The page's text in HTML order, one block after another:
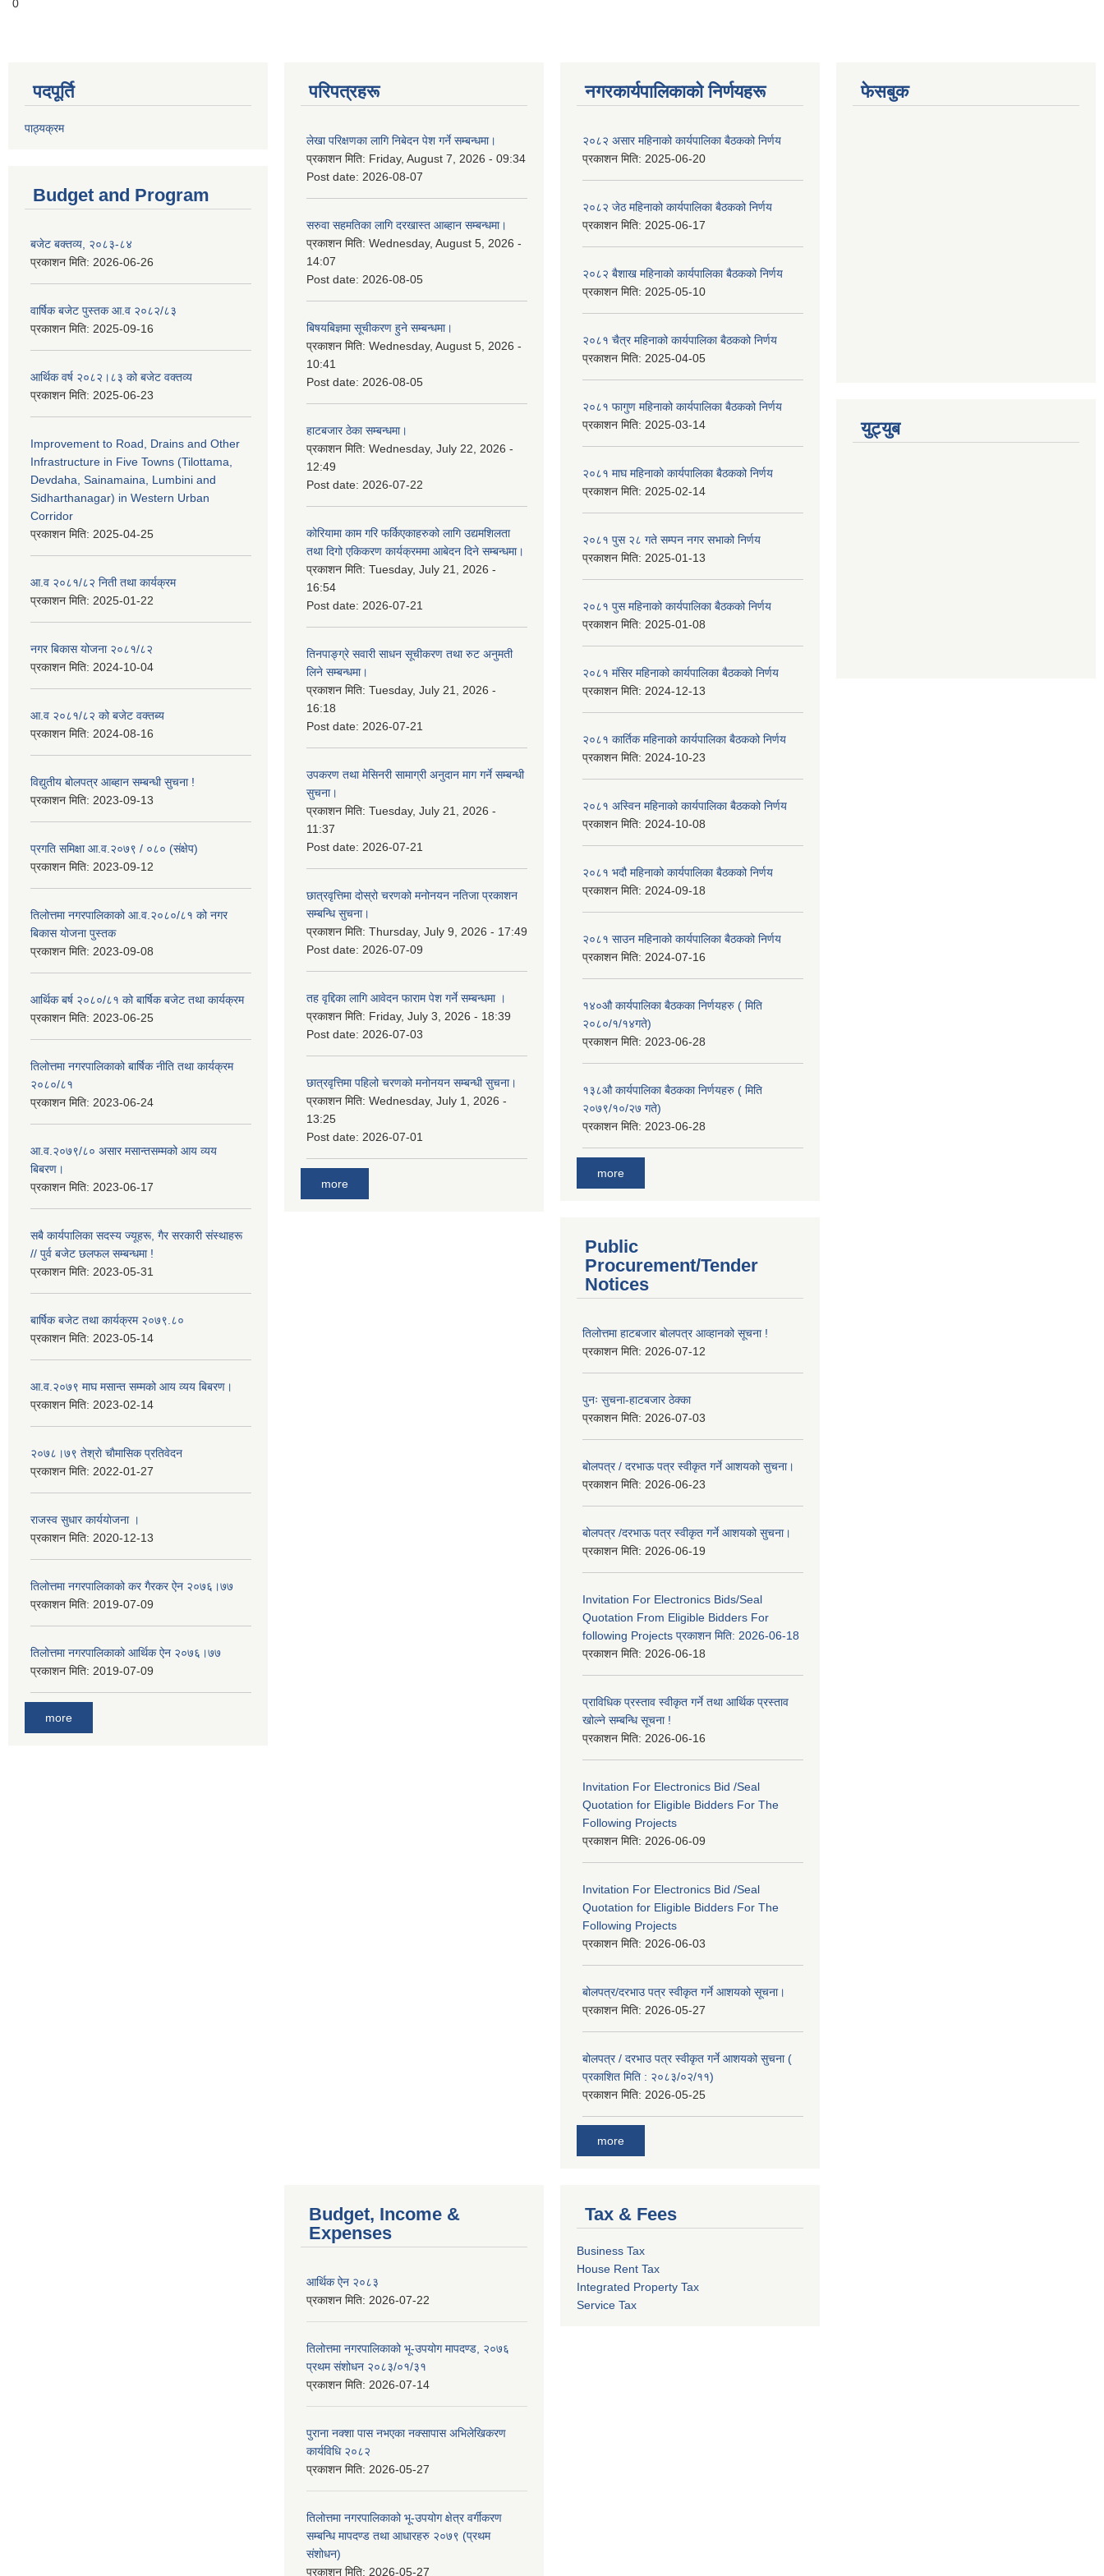
0
पदपूर्ति
पाठ्यक्रम
Budget and Program
बजेट बक्तव्य, २०८३-८४
प्रकाशन मिति: 2026-06-26
वार्षिक बजेट पुस्तक आ.व २०८२/८३
प्रकाशन मिति: 2025-09-16
आर्थिक वर्ष २०८२।८३ को बजेट वक्तव्य
प्रकाशन मिति: 2025-06-23
Improvement to Road, Drains and Other
Infrastructure in Five Towns (Tilottama,
Devdaha, Sainamaina, Lumbini and
Sidharthanagar) in Western Urban
Corridor
प्रकाशन मिति: 2025-04-25
आ.व २०८१/८२ निती तथा कार्यक्रम
प्रकाशन मिति: 2025-01-22
नगर बिकास योजना २०८१/८२
प्रकाशन मिति: 2024-10-04
आ.व २०८१/८२ को बजेट वक्तब्य
प्रकाशन मिति: 2024-08-16
विद्युतीय बोलपत्र आब्हान सम्बन्धी सुचना !
प्रकाशन मिति: 2023-09-13
प्रगति समिक्षा आ.व.२०७९ / ०८० (संक्षेप)
प्रकाशन मिति: 2023-09-12
तिलोत्तमा नगरपालिकाको आ.व.२०८०/८१ को नगर
बिकास योजना पुस्तक
प्रकाशन मिति: 2023-09-08
आर्थिक बर्ष २०८०/८१ को बार्षिक बजेट तथा कार्यक्रम
प्रकाशन मिति: 2023-06-25
तिलोत्तमा नगरपालिकाको बार्षिक नीति तथा कार्यक्रम
२०८०/८१
प्रकाशन मिति: 2023-06-24
आ.व.२०७९/८० असार मसान्तसम्मको आय व्यय
बिबरण।
प्रकाशन मिति: 2023-06-17
सबै कार्यपालिका सदस्य ज्यूहरू, गैर सरकारी संस्थाहरू
// पुर्व बजेट छलफल सम्बन्धमा !
प्रकाशन मिति: 2023-05-31
बार्षिक बजेट तथा कार्यक्रम २०७९.८०
प्रकाशन मिति: 2023-05-14
आ.व.२०७९ माघ मसान्त सम्मको आय व्यय बिबरण।
प्रकाशन मिति: 2023-02-14
२०७८।७९ तेश्राे चाैमासिक प्रतिवेदन
प्रकाशन मिति: 2022-01-27
राजस्व सुधार कार्ययाेजना ।
प्रकाशन मिति: 2020-12-13
तिलोत्तमा नगरपालिकाको कर गैरकर ऐन २०७६।७७
प्रकाशन मिति: 2019-07-09
तिलोत्तमा नगरपालिकाको आर्थिक ऐन २०७६।७७
प्रकाशन मिति: 2019-07-09
more
परिपत्रहरू
लेखा परिक्षणका लागि निबेदन पेश गर्ने सम्बन्धमा।
प्रकाशन मिति: Friday, August 7, 2026 - 09:34
Post date: 2026-08-07
सरुवा सहमतिका लागि दरखास्त आब्हान सम्बन्धमा।
प्रकाशन मिति: Wednesday, August 5, 2026 -
14:07
Post date: 2026-08-05
बिषयबिज्ञमा सूचीकरण हुने सम्बन्धमा।
प्रकाशन मिति: Wednesday, August 5, 2026 -
10:41
Post date: 2026-08-05
हाटबजार ठेका सम्बन्धमा।
प्रकाशन मिति: Wednesday, July 22, 2026 -
12:49
Post date: 2026-07-22
कोरियामा काम गरि फर्किएकाहरुको लागि उद्यमशिलता
तथा दिगो एकिकरण कार्यक्रममा आबेदन दिने सम्बन्धमा।
प्रकाशन मिति: Tuesday, July 21, 2026 -
16:54
Post date: 2026-07-21
तिनपाङ्ग्रे सवारी साधन सूचीकरण तथा रुट अनुमती
लिने सम्बन्धमा।
प्रकाशन मिति: Tuesday, July 21, 2026 -
16:18
Post date: 2026-07-21
उपकरण तथा मेसिनरी सामाग्री अनुदान माग गर्ने सम्बन्धी
सुचना।
प्रकाशन मिति: Tuesday, July 21, 2026 -
11:37
Post date: 2026-07-21
छात्रवृत्तिमा दोस्रो चरणको मनोनयन नतिजा प्रकाशन
सम्बन्धि सुचना।
प्रकाशन मिति: Thursday, July 9, 2026 - 17:49
Post date: 2026-07-09
तह वृद्दिका लागि आवेदन फाराम पेश गर्ने सम्बन्धमा ।
प्रकाशन मिति: Friday, July 3, 2026 - 18:39
Post date: 2026-07-03
छात्रवृत्तिमा पहिलो चरणको मनोनयन सम्बन्धी सुचना।
प्रकाशन मिति: Wednesday, July 1, 2026 -
13:25
Post date: 2026-07-01
more
नगरकार्यपालिकाकाे निर्णयहरू
२०८२ असार महिनाको कार्यपालिका बैठकको निर्णय
प्रकाशन मिति: 2025-06-20
२०८२ जेठ महिनाको कार्यपालिका बैठकको निर्णय
प्रकाशन मिति: 2025-06-17
२०८२ बैशाख महिनाको कार्यपालिका बैठकको निर्णय
प्रकाशन मिति: 2025-05-10
२०८१ चैत्र महिनाको कार्यपालिका बैठकको निर्णय
प्रकाशन मिति: 2025-04-05
२०८१ फागुण महिनाको कार्यपालिका बैठकको निर्णय
प्रकाशन मिति: 2025-03-14
२०८१ माघ महिनाको कार्यपालिका बैठकको निर्णय
प्रकाशन मिति: 2025-02-14
२०८१ पुस २८ गते सम्प‍न नगर सभाको निर्णय
प्रकाशन मिति: 2025-01-13
२०८१ पुस महिनाको कार्यपालिका बैठकको निर्णय
प्रकाशन मिति: 2025-01-08
२०८१ मंसिर महिनाको कार्यपालिका बैठकको निर्णय
प्रकाशन मिति: 2024-12-13
२०८१ कार्तिक महिनाको कार्यपालिका बैठकको निर्णय
प्रकाशन मिति: 2024-10-23
२०८१ अस्विन महिनाको कार्यपालिका बैठकको निर्णय
प्रकाशन मिति: 2024-10-08
२०८१ भदौ महिनाको कार्यपालिका बैठकको निर्णय
प्रकाशन मिति: 2024-09-18
२०८१ साउन महिनाको कार्यपालिका बैठकको निर्णय
प्रकाशन मिति: 2024-07-16
१४०औ कार्यपालिका बैठकका निर्णयहरु ( मिति
२०८०/१/१४गते)
प्रकाशन मिति: 2023-06-28
१३८औ कार्यपालिका बैठकका निर्णयहरु ( मिति
२०७९/१०/२७ गते)
प्रकाशन मिति: 2023-06-28
more
Public
Procurement/Tender
Notices
तिलोत्तमा हाटबजार बोलपत्र आव्हानको सूचना !
प्रकाशन मिति: 2026-07-12
पुनः सुचना-हाटबजार ठेक्का
प्रकाशन मिति: 2026-07-03
बोलपत्र / दरभाऊ पत्र स्वीकृत गर्ने आशयको सुचना।
प्रकाशन मिति: 2026-06-23
बोलपत्र /दरभाऊ पत्र स्वीकृत गर्ने आशयको सुचना।
प्रकाशन मिति: 2026-06-19
Invitation For Electronics Bids/Seal
Quotation From Eligible Bidders For
following Projects प्रकाशन मिति: 2026-06-18
प्रकाशन मिति: 2026-06-18
प्राविधिक प्रस्ताव स्वीकृत गर्ने तथा आर्थिक प्रस्ताव
खोल्ने सम्बन्धि सूचना !
प्रकाशन मिति: 2026-06-16
Invitation For Electronics Bid /Seal
Quotation for Eligible Bidders For The
Following Projects
प्रकाशन मिति: 2026-06-09
Invitation For Electronics Bid /Seal
Quotation for Eligible Bidders For The
Following Projects
प्रकाशन मिति: 2026-06-03
बोलपत्र/दरभाउ पत्र स्वीकृत गर्ने आशयको सूचना।
प्रकाशन मिति: 2026-05-27
बोलपत्र / दरभाउ पत्र स्वीकृत गर्ने आशयको सुचना (
प्रकाशित मिति : २०८३/०२/११)
प्रकाशन मिति: 2026-05-25
more
फेसबुक
युट्युब
Budget, Income &
Expenses
आर्थिक ऐन २०८३
प्रकाशन मिति: 2026-07-22
तिलोत्तमा नगरपालिकाको भू-उपयोग मापदण्ड, २०७६
प्रथम संशोधन २०८३/०१/३१
प्रकाशन मिति: 2026-07-14
पुराना नक्शा पास नभएका नक्सापास अभिलेखिकरण
कार्यविधि २०८२
प्रकाशन मिति: 2026-05-27
तिलोत्तमा नगरपालिकाको भू-उपयोग क्षेत्र वर्गीकरण
सम्बन्धि मापदण्ड तथा आधारहरु २०७९ (प्रथम
संशोधन)
प्रकाशन मिति: 2026-05-27
Tax & Fees
Business Tax
House Rent Tax
Integrated Property Tax
Service Tax